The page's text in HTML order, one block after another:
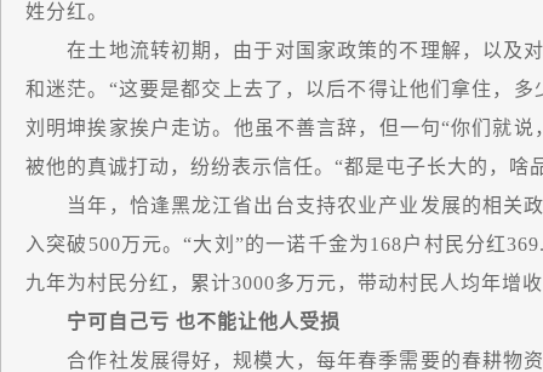
姓分红。
在土地流转初期，由于对国家政策的不理解，以及
和迷茫。“这要是都交上去了，以后不得让他们拿住，
刘明坤挨家挨户走访。他虽不善言辞，但一句“你们就
被他的真诚打动，纷纷表示信任。“都是屯子长大的，啥
当年，恰逢黑龙江省出台支持农业产业发展的相关
入突破500万元。“大刘”的一诺千金为168户村民分红
九年为村民分红，累计3000多万元，带动村民人均年增
宁可自己亏 也不能让他人受损
合作社发展得好，规模大，每年春季需要的春耕物